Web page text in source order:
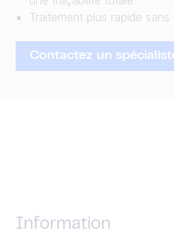
Traitement plus rapide
Contactez un
Information